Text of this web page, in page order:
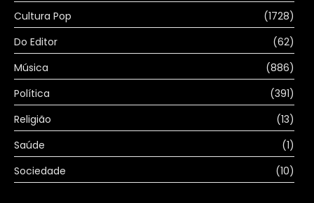
Cultura Pop
(1728)
Do Editor
(62)
Música
(886)
Política
(391)
Religião
(13)
Saúde
(1)
Sociedade
(10)